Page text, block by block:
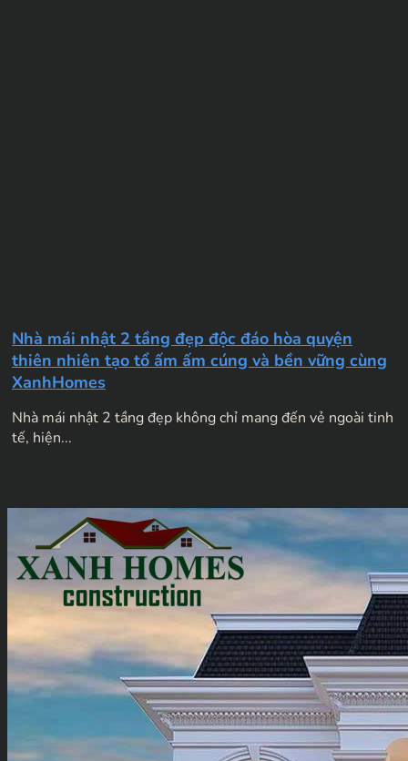
Nhà mái nhật 2 tầng đẹp độc đáo hòa quyện
thiên nhiên tạo tổ ấm ấm cúng và bền vững cùng
XanhHomes
Nhà mái nhật 2 tầng đẹp không chỉ mang đến vẻ ngoài tinh
tế, hiện...